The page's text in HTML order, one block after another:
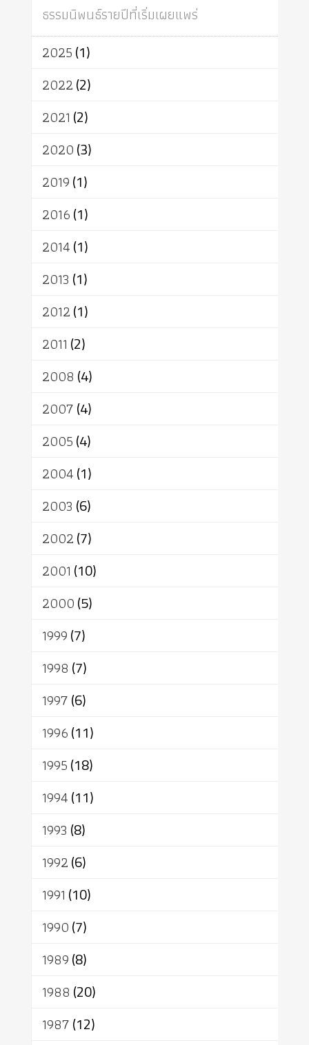
อินเดีย
ผู้บริโภค
ธรรมาธิปไตย
จักร
การแยกรัฐกับศาสนา
ธรรมชาติ
เทคโนโลยี
สิทธิ
พุทธบริษัท
อัตถะ
เทวดา
ธรรมนิพนธ์รายปีที่เริ่มเผยแพร่
2025(1)
2022(2)
2021 (2)
2020(3)
2019(1)
2016(1)
2014(1)
2013 (1)
2012(1)
2011 (2)
2008 (4)
2007(4)
2005(4)
2004(1)
2003 (6)
2002(7)
2001 (10)
2000(5)
1999(7)
1998 (7)
1997(6)
1996(11)
1995(18)
1994(11)
1993 (8)
1992(6)
1991 (10)
1990(7)
1989(8)
1988 (20)
1987(12)